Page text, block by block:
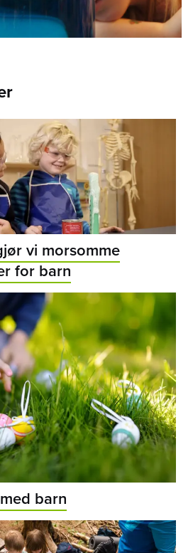
vi morsomme
for barn
barn